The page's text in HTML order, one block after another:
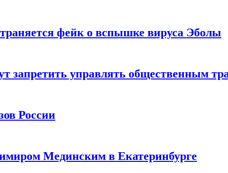
фейк о вспышке вируса Эболы
запретить управлять общественным
России
Мединским в Екатеринбурге